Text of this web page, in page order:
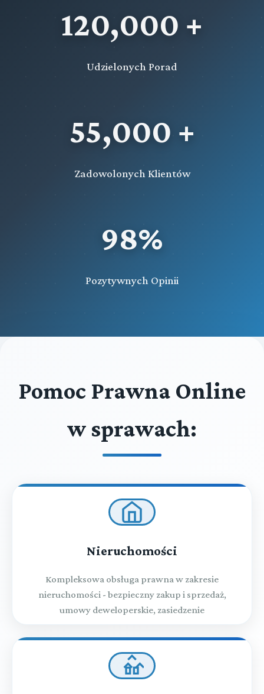
120,000 +
Udzielonych Porad
55,000 +
Zadowolonych Klientów
98%
Pozytywnych Opinii
Pomoc Prawna Online
w sprawach:
Nieruchomości
Kompleksowa obsługa prawna w zakresie
nieruchomości - bezpieczny zakup i sprzedaż,
umowy deweloperskie, zasiedzenie